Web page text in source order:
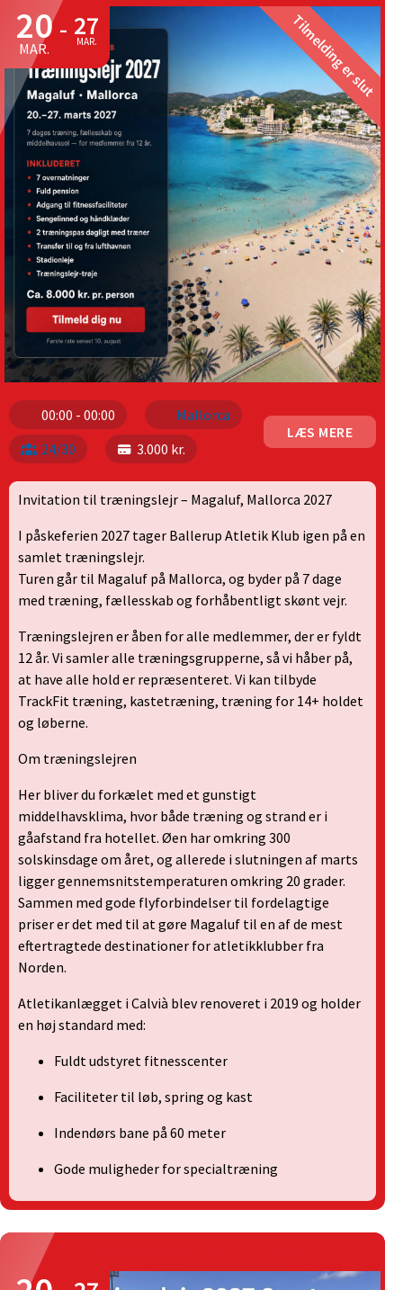
20
MAR.
- 27
MAR. Tilmelding er slut
00:00 - 00:00
Mallorca
24/30
3.000 kr.
LÆS MERE
Invitation til træningslejr – Magaluf, Mallorca 2027
I påskeferien 2027 tager Ballerup Atletik Klub igen på en
samlet træningslejr.
Turen går til Magaluf på Mallorca, og byder på 7 dage
med træning, fællesskab og forhåbentligt skønt vejr.
Træningslejren er åben for alle medlemmer, der er fyldt
12 år. Vi samler alle træningsgrupperne, så vi håber på,
at have alle hold er repræsenteret. Vi kan tilbyde
TrackFit træning, kastetræning, træning for 14+ holdet
og løberne.
Om træningslejren
Her bliver du forkælet med et gunstigt
middelhavsklima, hvor både træning og strand er i
gåafstand fra hotellet. Øen har omkring 300
solskinsdage om året, og allerede i slutningen af marts
ligger gennemsnitstemperaturen omkring 20 grader.
Sammen med gode flyforbindelser til fordelagtige
priser er det med til at gøre Magaluf til en af de mest
eftertragtede destinationer for atletikklubber fra
Norden.
Atletikanlægget i Calvià blev renoveret i 2019 og holder
en høj standard med:
Fuldt udstyret fitnesscenter
Faciliteter til løb, spring og kast
Indendørs bane på 60 meter
Gode muligheder for specialtræning